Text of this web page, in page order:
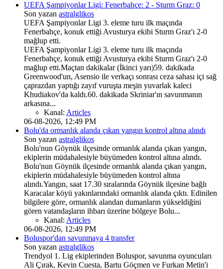
UEFA Şampiyonlar Ligi: Fenerbahçe: 2 - Sturm Graz: 0
Son yazan astralglikos
UEFA Şampiyonlar Ligi 3. eleme turu ilk maçında
Fenerbahçe, konuk ettiği Avusturya ekibi Sturm Graz'ı 2-0
mağlup etti.
UEFA Şampiyonlar Ligi 3. eleme turu ilk maçında
Fenerbahçe, konuk ettiği Avusturya ekibi Sturm Graz'ı 2-0
mağlup etti.Maçtan dakikalar (İkinci yarı)59. dakikada
Greenwood'un, Asensio ile verkaçı sonrası ceza sahası içi sağ
çaprazdan yaptığı zayıf vuruşta meşin yuvarlak kaleci
Khudiakov'da kaldı.60. dakikada Skriniar'ın savunmanın
arkasına...
Kanal: Articles
06-08-2026, 12:49 PM
Bolu'da ormanlık alanda çıkan yangın kontrol altına alındı
Son yazan astralglikos
Bolu'nun Göynük ilçesinde ormanlık alanda çıkan yangın,
ekiplerin müdahalesiyle büyümeden kontrol altına alındı.
Bolu'nun Göynük ilçesinde ormanlık alanda çıkan yangın,
ekiplerin müdahalesiyle büyümeden kontrol altına
alındı.Yangın, saat 17.30 sıralarında Göynük ilçesine bağlı
Karacalar köyü yakınlarındaki ormanlık alanda çıktı. Edinilen
bilgilere göre, ormanlık alandan dumanların yükseldiğini
gören vatandaşların ihbarı üzerine bölgeye Bolu...
Kanal: Articles
06-08-2026, 12:49 PM
Boluspor'dan savunmaya 4 transfer
Son yazan astralglikos
Trendyol 1. Lig ekiplerinden Boluspor, savunma oyuncuları
Ali Çırak, Kevin Cuesta, Bartu Göçmen ve Furkan Metin'i